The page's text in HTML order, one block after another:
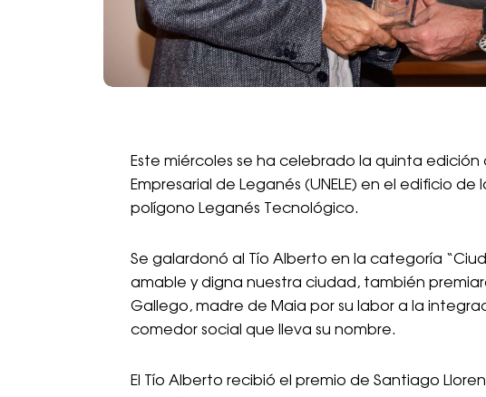
Este miércoles se ha celebrado la quinta edición
Empresarial de Leganés (UNELE) en el edificio de
polígono Leganés Tecnológico.
Se galardonó al Tío Alberto en la categoría
amable y digna nuestra ciudad, también
Gallego, madre de Maia por su labor a la
comedor social que lleva su nombre.
El Tío Alberto recibió el premio de Santiago